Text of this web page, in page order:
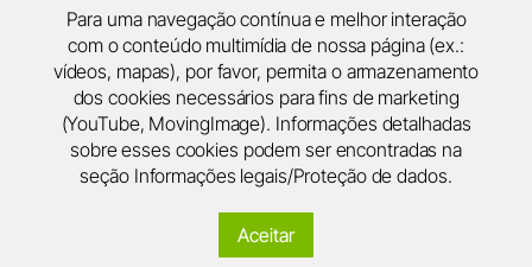
Para uma navegação contínua e melhor interação
com o conteúdo multimídia de nossa página (ex.:
vídeos, mapas), por favor, permita o armazenamento
dos cookies necessários para fins de marketing
(YouTube, MovingImage). Informações detalhadas
sobre esses cookies podem ser encontradas na
seção Informações legais/Proteção de dados.
Aceitar